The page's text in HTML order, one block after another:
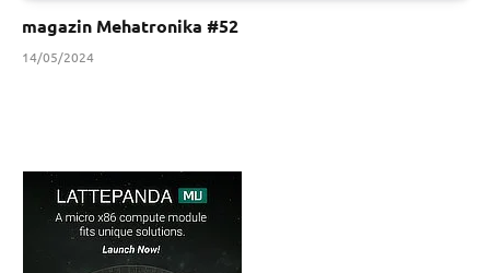
magazin Mehatronika #52
14/05/2024